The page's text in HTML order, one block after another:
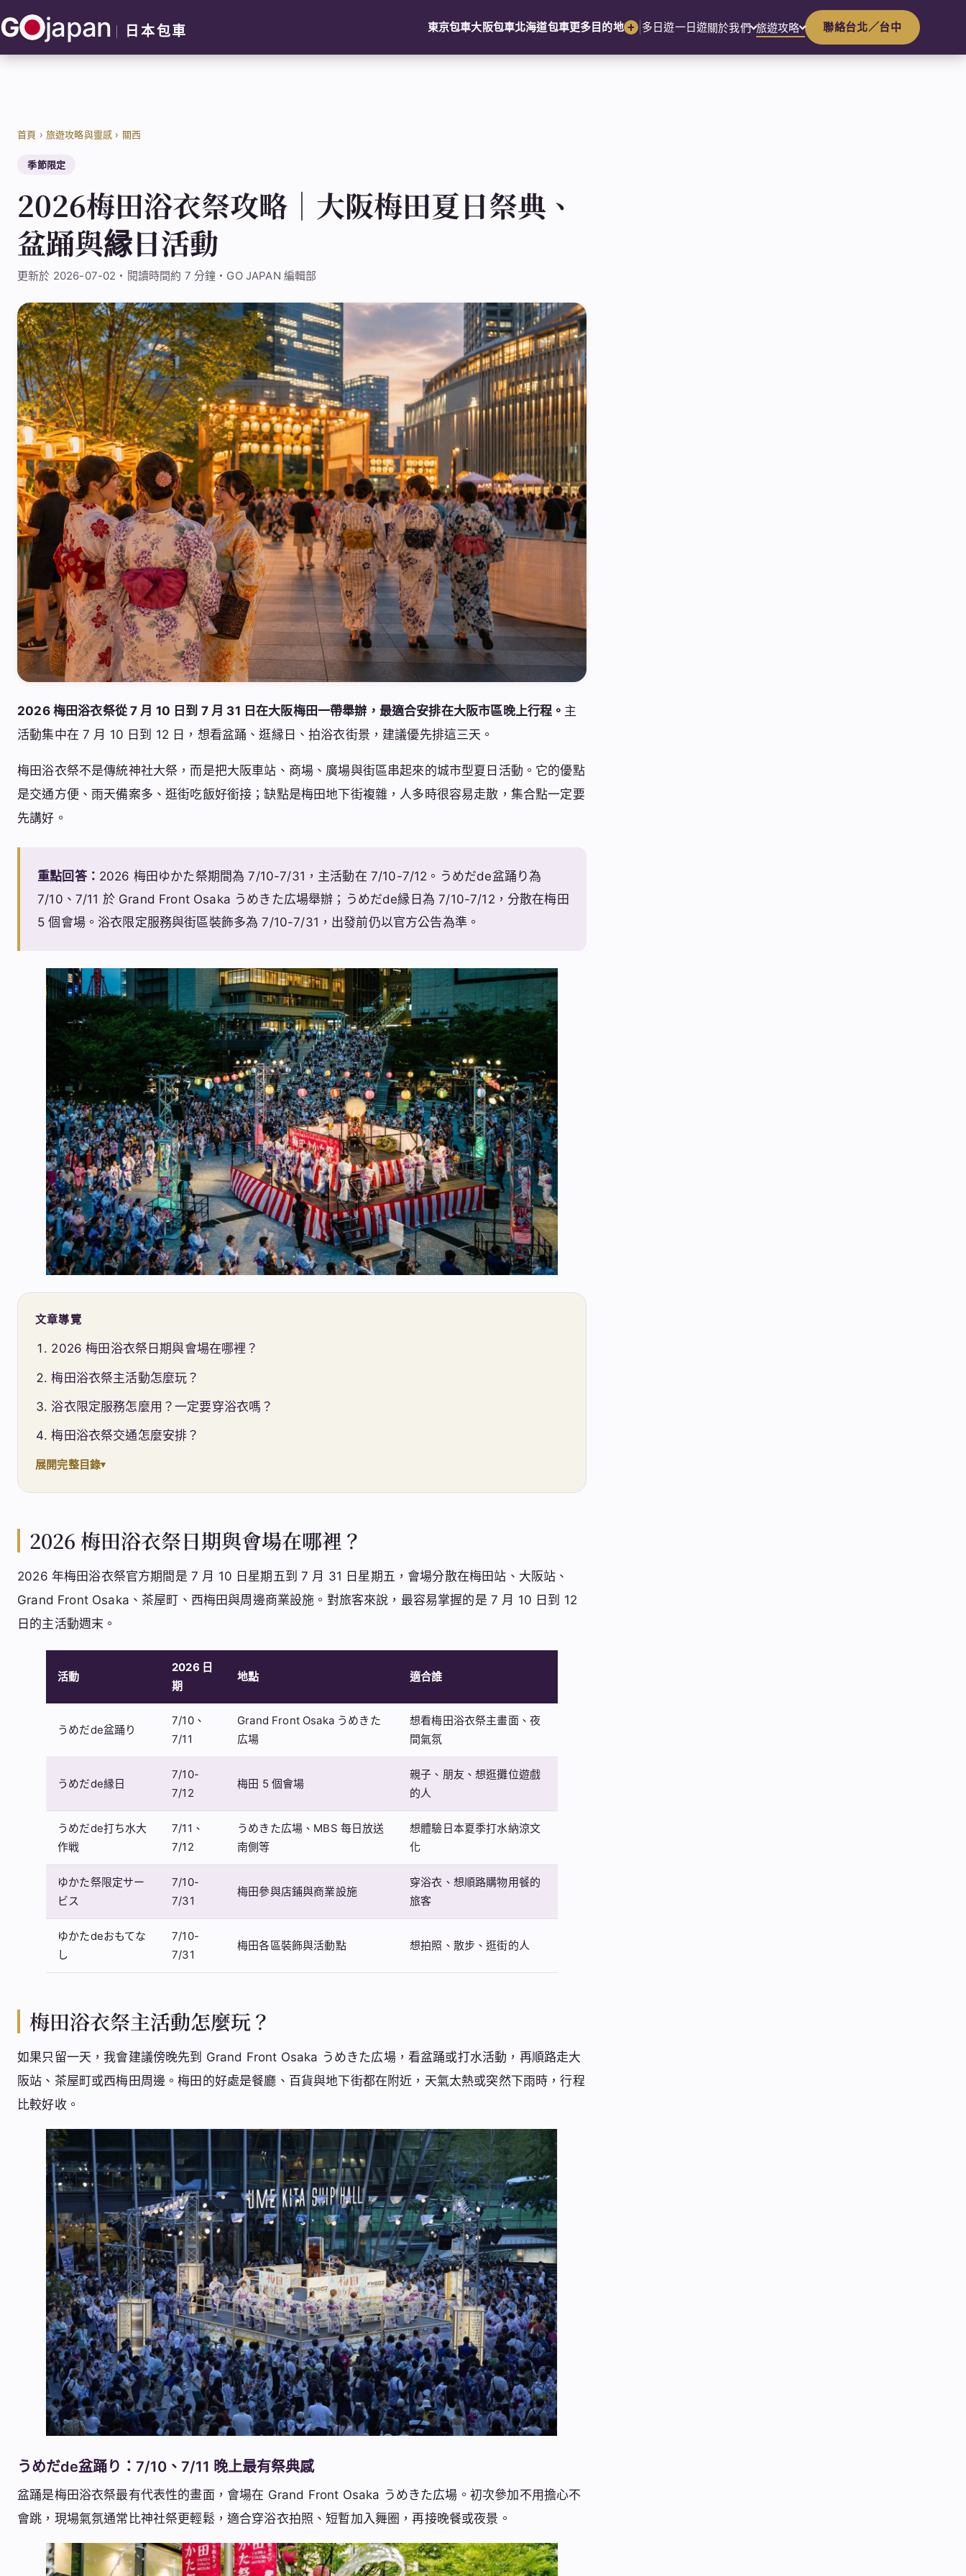
至
主
G japan 日本包車 東京包車大阪包車北海道包車更多目的地 | 多日遊一日遊關於我們 旅遊攻略 聯絡台北／台中
首頁 › 旅遊攻略與靈感 › 關西
季節限定
2026梅田浴衣祭攻略｜大阪梅田夏日祭典、
盆踊與縁日活動
更新於 2026-07-02・閱讀時間約 7 分鐘・GO JAPAN 編輯部
2026 梅田浴衣祭從 7 月 10 日到 7 月 31 日在大阪梅田一帶舉辦，最適合安排在大阪市區晚上行程。 主
活動集中在 7 月 10 日到 12 日，想看盆踊、逛縁日、拍浴衣街景，建議優先排這三天。
梅田浴衣祭不是傳統神社大祭，而是把大阪車站、商場、廣場與街區串起來的城市型夏日活動。它的優點
是交通方便、雨天備案多、逛街吃飯好銜接；缺點是梅田地下街複雜，人多時很容易走散，集合點一定要
先講好。
重點回答： 2026 梅田ゆかた祭期間為 7/10-7/31，主活動在 7/10-7/12。うめだde盆踊り為
7/10、7/11 於 Grand Front Osaka うめきた広場舉辦；うめだde縁日為 7/10-7/12，分散在梅田
5 個會場。浴衣限定服務與街區裝飾多為 7/10-7/31，出發前仍以官方公告為準。
文章導覽
2026 梅田浴衣祭日期與會場在哪裡？
梅田浴衣祭主活動怎麼玩？
浴衣限定服務怎麼用？一定要穿浴衣嗎？
梅田浴衣祭交通怎麼安排？
展開完整目錄
2026 梅田浴衣祭日期與會場在哪裡？
2026 年梅田浴衣祭官方期間是 7 月 10 日星期五到 7 月 31 日星期五，會場分散在梅田站、大阪站、
Grand Front Osaka、茶屋町、西梅田與周邊商業設施。對旅客來說，最容易掌握的是 7 月 10 日到 12
日的主活動週末。
活動
2026 日
期
地點 適合誰
うめだde盆踊り
7/10、
7/11
Grand Front Osaka うめきた
広場
想看梅田浴衣祭主畫面、夜
間氣氛
うめだde縁日
7/10-
7/12
梅田 5 個會場
親子、朋友、想逛攤位遊戲
的人
うめだde打ち水大
作戦
7/11、
7/12
うめきた広場、MBS 每日放送
南側等
想體驗日本夏季打水納涼文
化
ゆかた祭限定サー
ビス
7/10-
7/31
梅田參與店鋪與商業設施
穿浴衣、想順路購物用餐的
旅客
ゆかたdeおもてな
し
7/10-
7/31
梅田各區裝飾與活動點 想拍照、散步、逛街的人
梅田浴衣祭主活動怎麼玩？
如果只留一天，我會建議傍晚先到 Grand Front Osaka うめきた広場，看盆踊或打水活動，再順路走大
阪站、茶屋町或西梅田周邊。梅田的好處是餐廳、百貨與地下街都在附近，天氣太熱或突然下雨時，行程
比較好收。
うめだde盆踊り：7/10、7/11 晚上最有祭典感
盆踊是梅田浴衣祭最有代表性的畫面，會場在 Grand Front Osaka うめきた広場。初次參加不用擔心不
會跳，現場氣氛通常比神社祭更輕鬆，適合穿浴衣拍照、短暫加入舞圈，再接晚餐或夜景。